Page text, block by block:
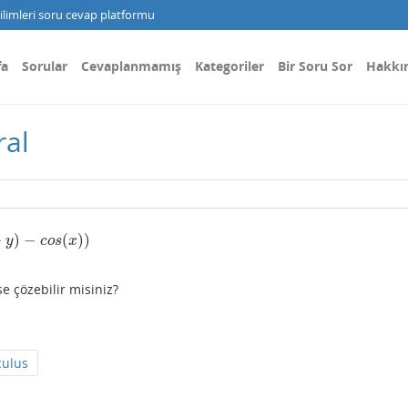
soru cevap platformu
Sorular Cevaplanmamış Kategoriler Bir Soru Sor
y) − cos(x))
)
çözebilir misiniz?